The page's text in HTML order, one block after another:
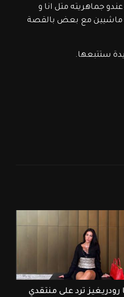
جماهريته متل انا و
ماشيين مع بعض بالقصة
رودريغيز ترد على منتقدي